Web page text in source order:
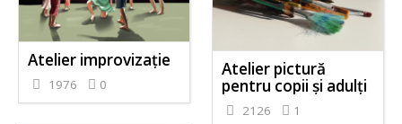
Atelier pictură
pentru copii și adulți
2126 1
Atelier improvizație
1976 0